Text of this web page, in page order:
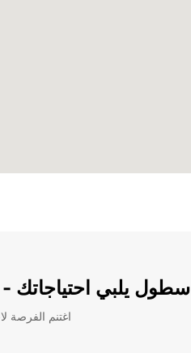
اسطول يلبي احتياجاتك
اغتنم الفرصة